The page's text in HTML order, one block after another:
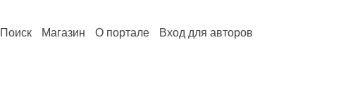
Поиск Магазин О портале Вход для авторов